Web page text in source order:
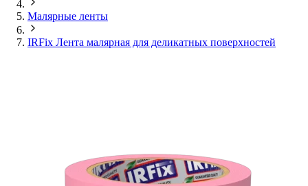
Малярные ленты
IRFix Лента малярная для деликатных поверхностей